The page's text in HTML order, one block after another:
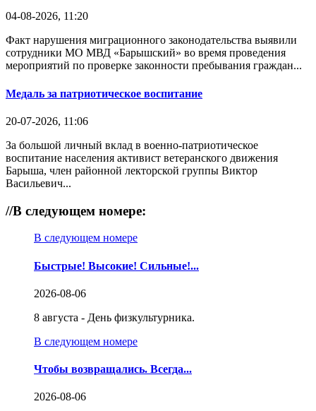
04-08-2026, 11:20
Факт нарушения миграционного законодательства выявили
сотрудники МО МВД «Барышский» во время проведения
мероприятий по проверке законности пребывания граждан...
Медаль за патриотическое воспитание
20-07-2026, 11:06
За большой личный вклад в военно-патриотическое
воспитание населения активист ветеранского движения
Барыша, член районной лекторской группы Виктор
Васильевич...
//В следующем номере:
В следующем номере
Быстрые! Высокие! Сильные!...
2026-08-06
8 августа - День физкультурника.
В следующем номере
Чтобы возвращались. Всегда...
2026-08-06